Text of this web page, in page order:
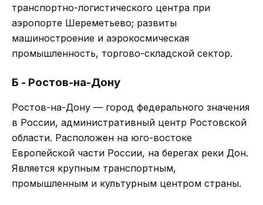
транспортно-логистического центра при
аэропорте Шереметьево; развиты
машиностроение и аэрокосмическая
промышленность, торгово-складской сектор.
Б - Ростов-на-Дону
Ростов-на-Дону — город федерального значения
в России, административный центр Ростовской
области. Расположен на юго-востоке
Европейской части России, на берегах реки Дон.
Является крупным транспортным,
промышленным и культурным центром страны.